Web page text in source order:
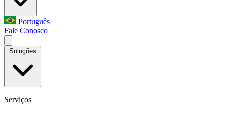
Português
Fale Conosco
Soluções
Serviços